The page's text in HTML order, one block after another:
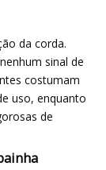
da corda.
sinal de
costumam
uso, enquanto
de